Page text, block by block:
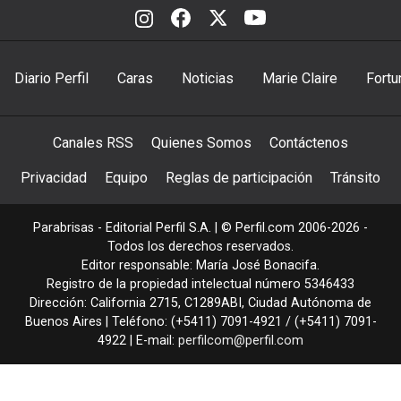
Diario Perfil Caras Noticias Marie Claire
Canales RSS Quienes Somos Contáctenos
Privacidad Equipo Reglas de participación Tránsito
Parabrisas - Editorial Perfil S.A. | © Perfil.com 2006-2026 -
Todos los derechos reservados.
Editor responsable: María José Bonacifa.
Registro de la propiedad intelectual número 5346433
Dirección: California 2715, C1289ABI , Ciudad Autónoma de
Buenos Aires | Teléfono: (+5411) 7091-4921 / (+5411) 7091-
4922 | E-mail: perfilcom@perfil.com